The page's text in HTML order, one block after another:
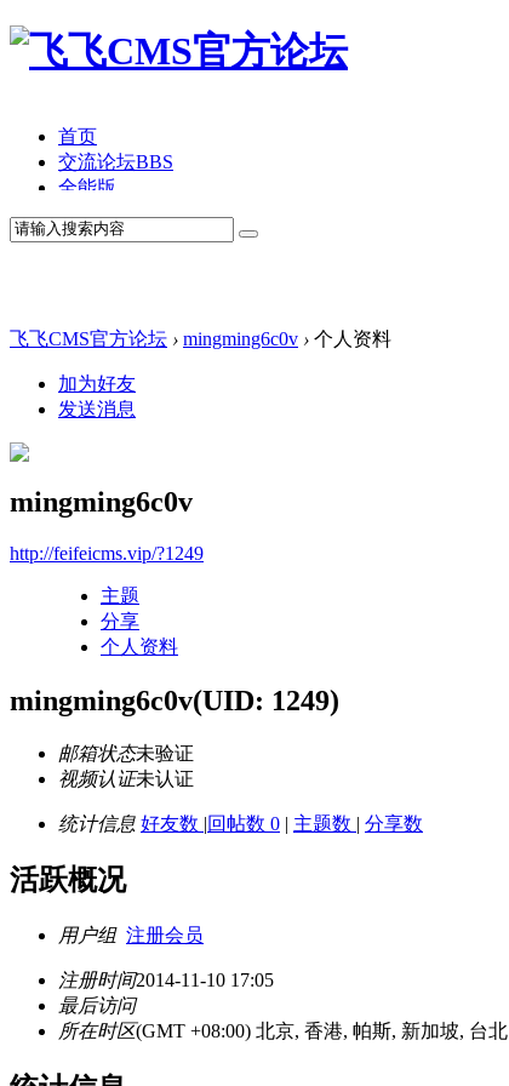
首页
交流论坛BBS
全能版
TV版
产品价格
飞飞CMS官方论坛 › mingming6c0v › 个人资料
加为好友
发送消息
mingming6c0v
http://feifeicms.vip/?1249
主题
分享
个人资料
mingming6c0v(UID: 1249)
邮箱状态未验证
视频认证未认证
统计信息 好友数 |回帖数 0 | 主题数 | 分享数
活跃概况
用户组 注册会员
注册时间2014-11-10 17:05
最后访问
所在时区(GMT +08:00) 北京, 香港, 帕斯, 新加坡, 台北